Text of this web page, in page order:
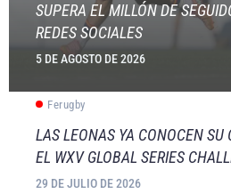
SUPERA EL MILLÓN DE
REDES SOCIALES
5 DE AGOSTO DE 2026
Ferugby
LAS LEONAS YA CONOCEN SU
EL WXV GLOBAL SERIES
29 DE JULIO DE 2026